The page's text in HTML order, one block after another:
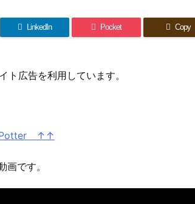
LinkedIn Pocket Copy
広告を利用しています。
↑↑
です。